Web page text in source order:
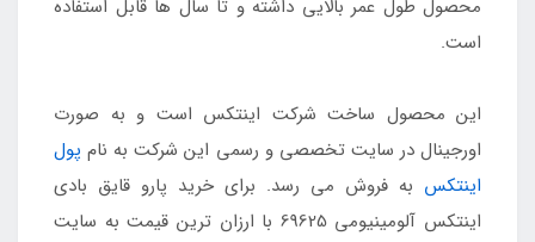
محصول طول عمر بالایی داشته و تا سال ها قابل استفاده
است.
این محصول ساخت شرکت اینتکس است و به صورت
اورجینال در سایت تخصصی و رسمی این شرکت به نام پول
اینتکس به فروش می رسد. برای خرید پارو قایق بادی
اینتکس آلومینیومی 69625 با ارزان ترین قیمت به سایت